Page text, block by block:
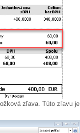
zľava. Túto zľavu je